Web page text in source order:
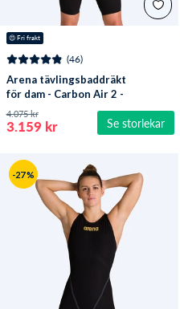
😍 Fri frakt
Se storlekar
(46)
Arena tävlingsbaddräkt
för dam - Carbon Air 2 -
Svart
3.159 kr
4.075 kr
-27 %